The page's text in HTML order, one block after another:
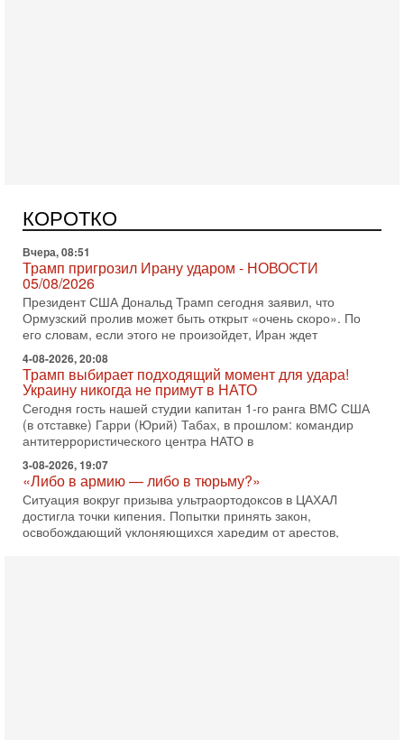
КОРОТКО
Израиле могут стать самыми интригующими? Биньямин
Нетаниягу снова уверенно заявляет, что победа на
Вчера, 08:51
Трамп пригрозил Ирану ударом - НОВОСТИ
05/08/2026
Президент США Дональд Трамп сегодня заявил, что
Ормузский пролив может быть открыт «очень скоро». По
его словам, если этого не произойдет, Иран ждет
4-08-2026, 20:08
Трамп выбирает подходящий момент для удара!
Украину никогда не примут в НАТО
Сегодня гость нашей студии капитан 1-го ранга ВМC США
(в отставке) Гарри (Юрий) Табах, в прошлом: командир
антитеррористического центра НАТО в
3-08-2026, 19:07
«Либо в армию — либо в тюрьму?»
Ситуация вокруг призыва ультраортодоксов в ЦАХАЛ
достигла точки кипения. Попытки принять закон,
освобождающий уклоняющихся харедим от арестов,